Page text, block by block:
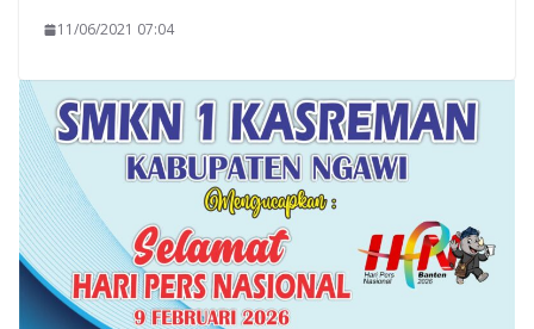
11/06/2021 07:04